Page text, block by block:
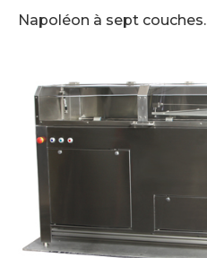
Napoléon à sept couches.